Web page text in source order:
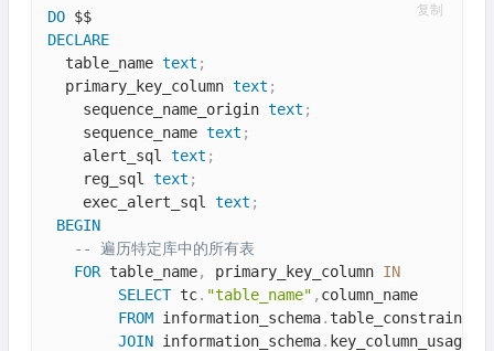
DO
DECLARE
  table_name
text ;
  primary_key_column
text ;
    sequence_name_origin
text ;
    sequence_name
text ;
    alert_sql
text ;
    reg_sql
text ;
    exec_alert_sql
text ;
BEGIN
-- 遍历特定库中的所有表
FOR table_name, primary_key_column IN
SELECT tc. "table_name" , column_name
FROM information_schema. table_constraints
JOIN information_schema. key_column_usage
复制